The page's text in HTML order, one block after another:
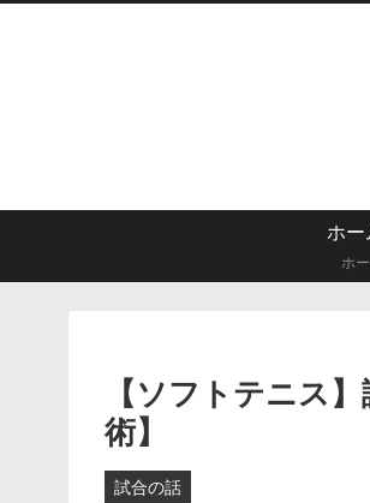
ホー
ホ
【ソフトテニス
術】
試合の話